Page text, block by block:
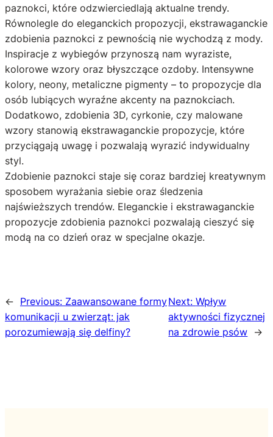
paznokci, które odzwierciedlają aktualne trendy.
Równolegle do eleganckich propozycji, ekstrawaganckie
zdobienia paznokci z pewnością nie wychodzą z mody.
Inspiracje z wybiegów przynoszą nam wyraziste,
kolorowe wzory oraz błyszczące ozdoby. Intensywne
kolory, neony, metaliczne pigmenty – to propozycje dla
osób lubiących wyraźne akcenty na paznokciach.
Dodatkowo, zdobienia 3D, cyrkonie, czy malowane
wzory stanowią ekstrawaganckie propozycje, które
przyciągają uwagę i pozwalają wyrazić indywidualny
styl.
Zdobienie paznokci staje się coraz bardziej kreatywnym
sposobem wyrażania siebie oraz śledzenia
najświeższych trendów. Eleganckie i ekstrawaganckie
propozycje zdobienia paznokci pozwalają cieszyć się
modą na co dzień oraz w specjalne okazje.
← Previous: Zaawansowane formy
komunikacji u zwierząt: jak
porozumiewają się delfiny?
Next:Wpływ
aktywności fizycznej
na zdrowie psów →